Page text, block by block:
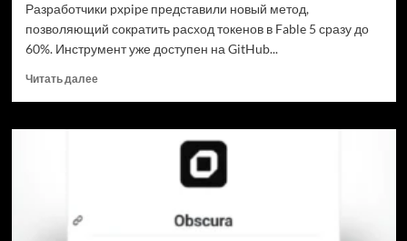
Разработчики pxpipe представили новый метод,
позволяющий сократить расход токенов в Fable 5 сразу до
60%. Инструмент уже доступен на GitHub...
Читать далееПрочитать
Для